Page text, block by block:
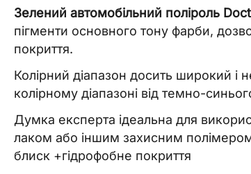
Зелений автомобільний поліроль
пігменти основного тону фарби,
покриття.
Колірний діапазон досить широкий і
колірному діапазоні від темно-
Думка експерта ідеальна для
лаком або іншим захисним
блиск +гідрофобне покриття